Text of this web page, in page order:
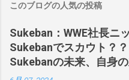
このブログの人気の投稿
Sukeban：WWE社長ニ
Sukebanでスカウト？
Sukebanの未来、自身